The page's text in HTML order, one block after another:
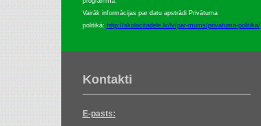
Vairāk informācijas par datu apstrādi Privātuma
politikā: http://skolacitadele.lv/lv/par-mums/privatuma-politika/
Kontakti
E-pasts: